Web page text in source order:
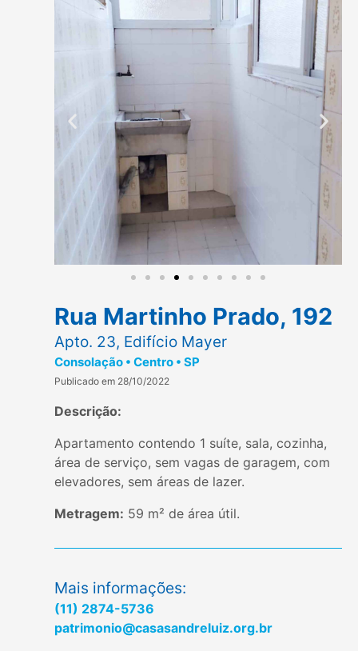
Rua Martinho Prado, 192
Apto. 23, Edifício Mayer
Consolação • Centro • SP
Publicado em 28/10/2022
Descrição:
Apartamento contendo 1 suíte, sala, cozinha,
área de serviço, sem vagas de garagem, com
elevadores, sem áreas de lazer.
Metragem: 59 m² de área útil.
Mais informações:
(11) 2874-5736
patrimonio@casasandreluiz.org.br